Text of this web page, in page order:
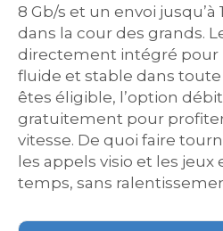
8 Gb/s et un envoi jusqu’à
dans la cour des grands.
directement intégré pour
fluide et stable dans toute
êtes éligible, l’option
gratuitement pour
vitesse. De quoi faire
les appels visio et les
temps, sans